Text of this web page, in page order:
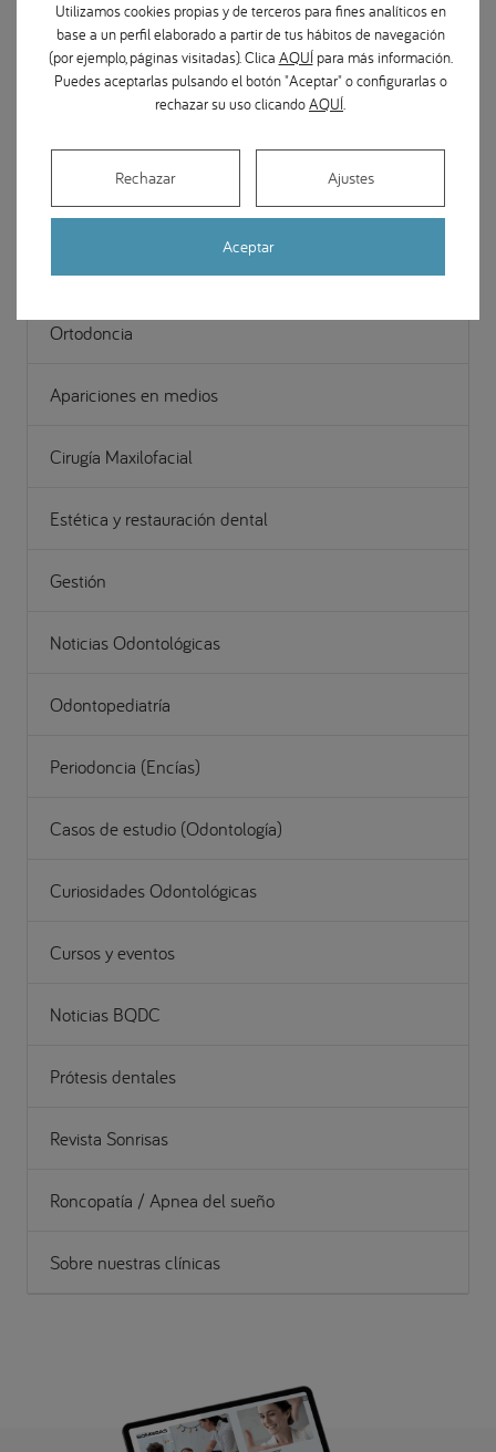
fast_rewind Volver al listado de artículos
Categorías Magazine
Prevención en salud dental
Implantes dentales
Ortodoncia
Apariciones en medios
Cirugía Maxilofacial
Estética y restauración dental
Gestión
Noticias Odontológicas
Odontopediatría
Periodoncia (Encías)
Casos de estudio (Odontología)
Curiosidades Odontológicas
Cursos y eventos
Noticias BQDC
Prótesis dentales
Revista Sonrisas
Roncopatía / Apnea del sueño
Sobre nuestras clínicas
Utilizamos cookies propias y de terceros para fines analíticos en
base a un perfil elaborado a partir de tus hábitos de navegación
(por ejemplo, páginas visitadas). Clica AQUÍpara más información.
Puedes aceptarlas pulsando el botón "Aceptar" o configurarlas o
rechazar su uso clicandoAQUÍ
Aceptar
Rechazar Ajustes